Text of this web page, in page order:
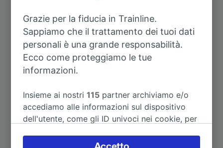
A Barcellona
A Berlino Centrale 4h 56m
A Crailsheim
A Frauenalb-Schielberg 1h 57m
Grazie per la fiducia in Trainline.
Sappiamo che il trattamento dei tuoi dati
personali è una grande responsabilità.
Ecco come proteggiamo le tue
informazioni.
Insieme ai nostri115 partner archiviamo e/o
accediamo alle informazioni sul dispositivo
dell'utente, come gli ID univoci nei cookie, per
accettare o gestire le proprie scelte facendo